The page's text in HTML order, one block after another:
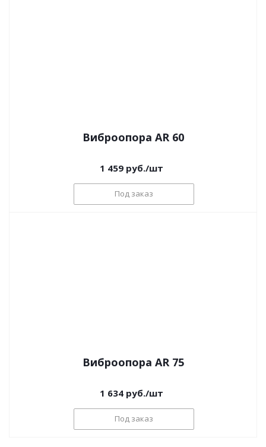
Виброопора AR 60
1 459 руб./шт
Под заказ
Виброопора AR 75
1 634 руб./шт
Под заказ